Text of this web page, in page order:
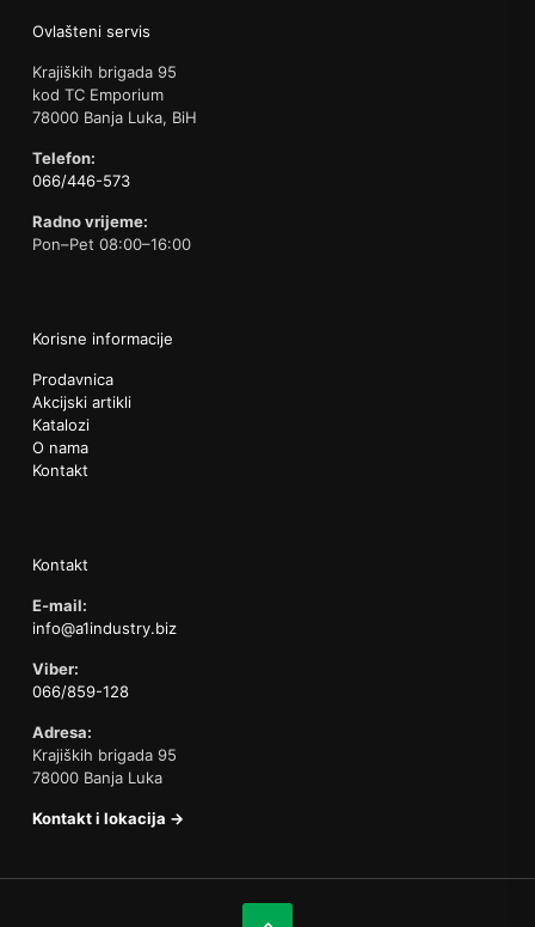
Ovlašteni servis
Krajiških brigada 95
kod TC Emporium
78000 Banja Luka, BiH
Telefon:
066/446-573
Radno vrijeme:
Pon–Pet 08:00–16:00
Korisne informacije
Prodavnica
Akcijski artikli
Katalozi
O nama
Kontakt
Kontakt
E-mail:
info@a1industry.biz
Viber:
066/859-128
Adresa:
Krajiških brigada 95
78000 Banja Luka
Kontakt i lokacija →